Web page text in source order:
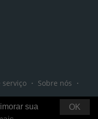
serviço ・ Sobre nós ・
OK
sua